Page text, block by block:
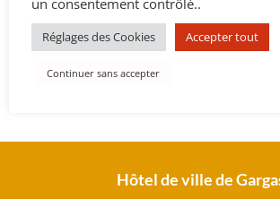
Hôtel de ville de
Réglages des Cookies Accepter tout
Continuer sans accepter